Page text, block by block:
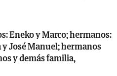
Eneko y Marco; hermanos:
José Manuel; hermanos
y demás familia,